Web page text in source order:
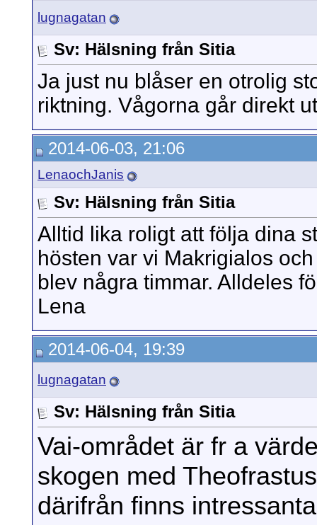
lugnagatan
Sv: Hälsning från Sitia
Ja just nu blåser en otrolig
riktning. Vågorna går direkt
2014-06-03, 21:06
LenaochJanis
Sv: Hälsning från Sitia
Alltid lika roligt att följa dina
hösten var vi Makrigialos
blev några timmar. Alldeles
Lena
2014-06-04, 19:39
lugnagatan
Sv: Hälsning från Sitia
Vai-området är fr a
skogen med
därifrån finns